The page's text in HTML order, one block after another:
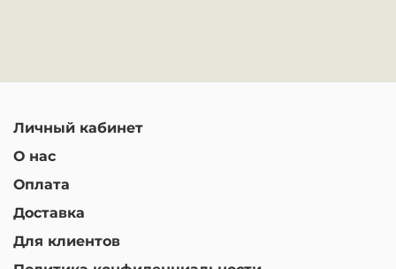
Личный кабинет
О нас
Оплата
Доставка
Для клиентов